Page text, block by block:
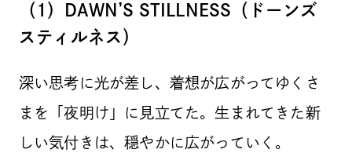
（1）DAWN’S STILLNESS（ドーンズ
スティルネス）
深い思考に光が差し、着想が広がってゆくさ
まを「夜明け」に見立てた。生まれてきた新
しい気付きは、穏やかに広がっていく。